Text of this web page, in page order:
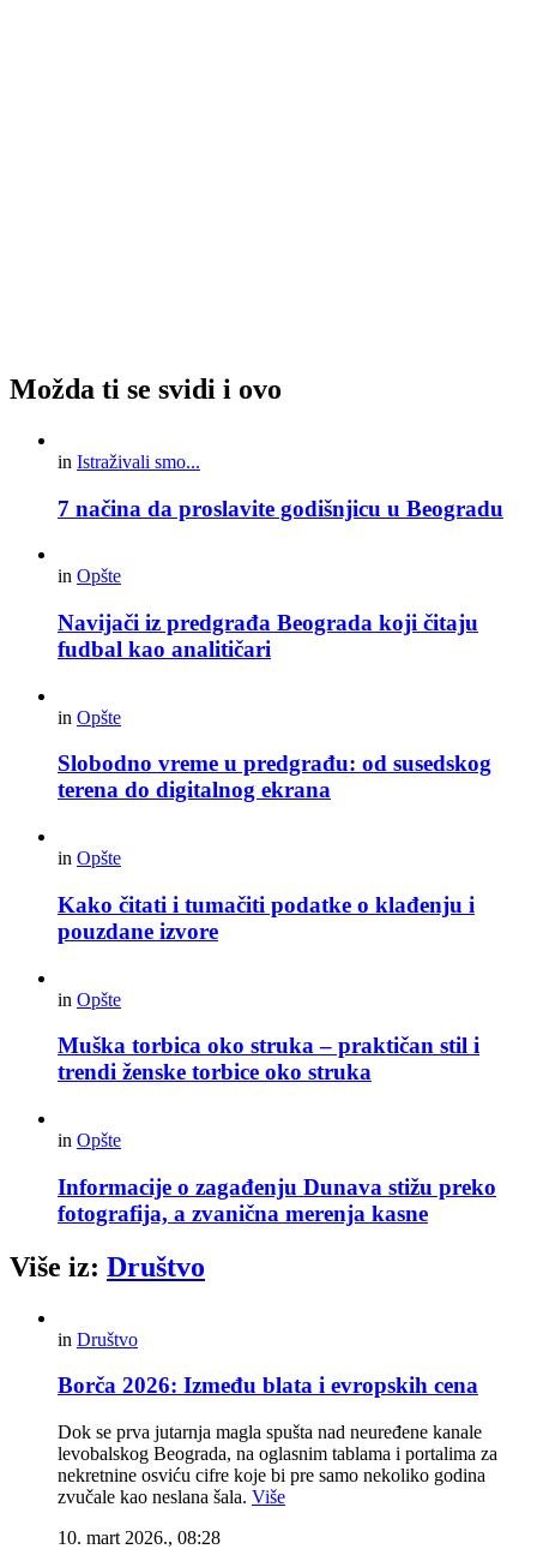
Možda ti se svidi i ovo
in Istraživali smo...
7 načina da proslavite godišnjicu u Beogradu
in Opšte
Navijači iz predgrađa Beograda koji čitaju
fudbal kao analitičari
in Opšte
Slobodno vreme u predgrađu: od susedskog
terena do digitalnog ekrana
in Opšte
Kako čitati i tumačiti podatke o klađenju i
pouzdane izvore
in Opšte
Muška torbica oko struka – praktičan stil i
trendi ženske torbice oko struka
in Opšte
Informacije o zagađenju Dunava stižu preko
fotografija, a zvanična merenja kasne
Više iz: Društvo
in Društvo
Borča 2026: Između blata i evropskih cena
Dok se prva jutarnja magla spušta nad neuređene kanale
levobalskog Beograda, na oglasnim tablama i portalima za
nekretnine osviću cifre koje bi pre samo nekoliko godina
zvučale kao neslana šala. Više
10. mart 2026., 08:28